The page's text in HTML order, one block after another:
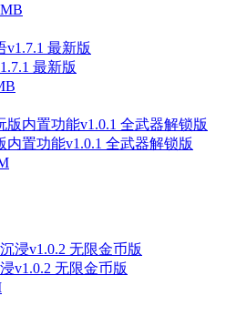
最新版
置功能v1.0.1 全武器解锁版
v1.0.2 无限金币版